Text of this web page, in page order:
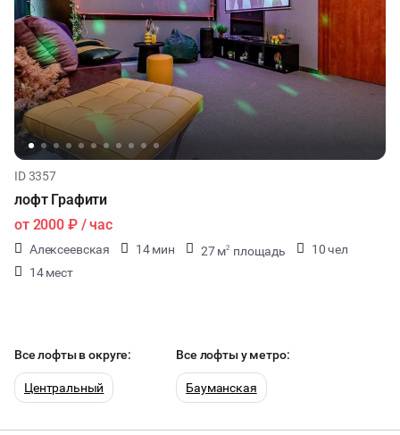
ID 3357
лофт Графити
от 2000 ₽/ час
Алексеевская 14 мин 27 м2 площадь
10 чел
14 мест
Все лофты в округе:
Центральный
Все лофты у метро:
Бауманская